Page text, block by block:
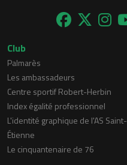
Club
Palmarès
Les ambassadeurs
Centre sportif Robert-Herbin
Index égalité professionnel
L'identité graphique de l'AS Saint-
Étienne
Le cinquantenaire de 76